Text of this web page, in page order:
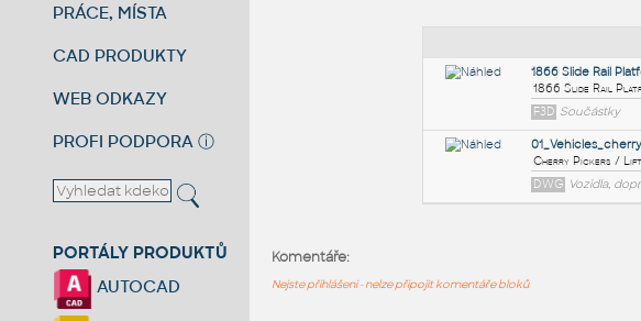
PRÁCE, MÍSTA
CAD PRODUKTY
WEB ODKAZY
PROFI PODPORA ⓘ
PORTÁLY PRODUKTŮ
AUTOCAD
Komentáře:
Nejste přihlášeni - nelze připojit komentáře bloků